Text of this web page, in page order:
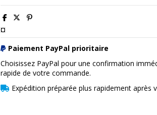
¤
Paiement PayPal prioritaire
Choisissez PayPal pour une confirmation
rapide de votre commande.
Expédition préparée plus rapidement après